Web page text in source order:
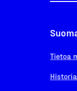
Tietoa
Historia